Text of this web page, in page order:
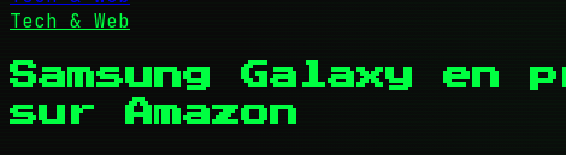
Tech & Web
Samsung Galaxy en
sur Amazon